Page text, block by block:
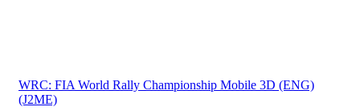
WRC: FIA World Rally Championship Mobile 3D (ENG)
(J2ME)